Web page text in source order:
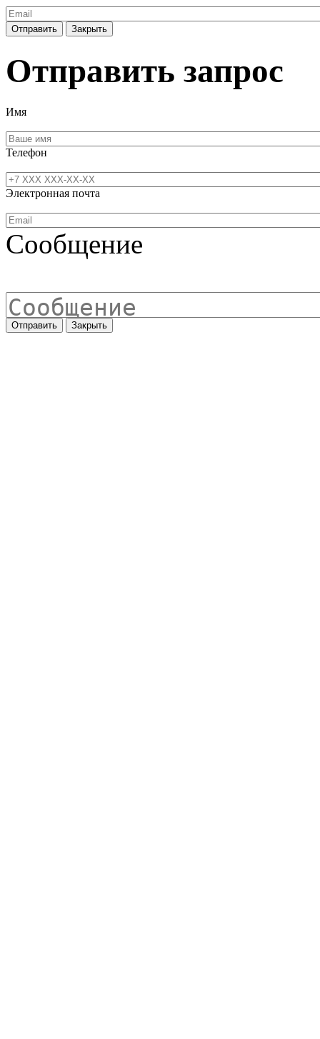
Отправить Закрыть
Отправить запрос
Имя
Телефон
Электронная почта
Сообщение
Отправить Закрыть